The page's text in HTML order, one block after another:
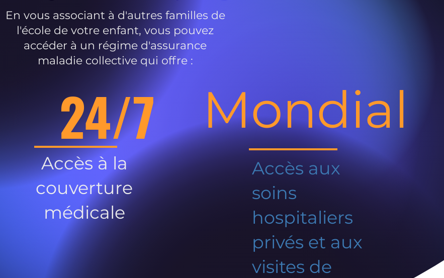
En vous associant à d'autres familles de
l'école de votre enfant, vous pouvez
accéder à un régime d'assurance
maladie collective qui offre :
24/7
Accès à la
couverture
médicale
Mondial
Accès aux
soins
hospitaliers
privés et aux
visites de